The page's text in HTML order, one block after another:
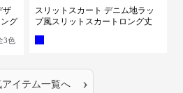
ザ
グ
3色
スリットスカート デニム地ラッ
プ風スリットスカートロング丈
アイテム一覧へ ›